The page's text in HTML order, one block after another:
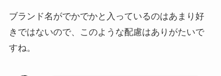
ブランド名がでかでかと入っているのはあまり好
きではないので、このような配慮はありがたいで
すね。